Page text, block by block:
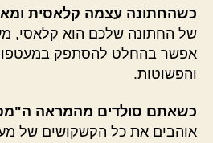
כשהחתונה עצמה קלאסית
של החתונה שלכם הוא קלאסי,
אפשר בהחלט להסתפק
והפשוטות.
כשאתם סולדים מהמראה
אוהבים את כל הקשקושים של